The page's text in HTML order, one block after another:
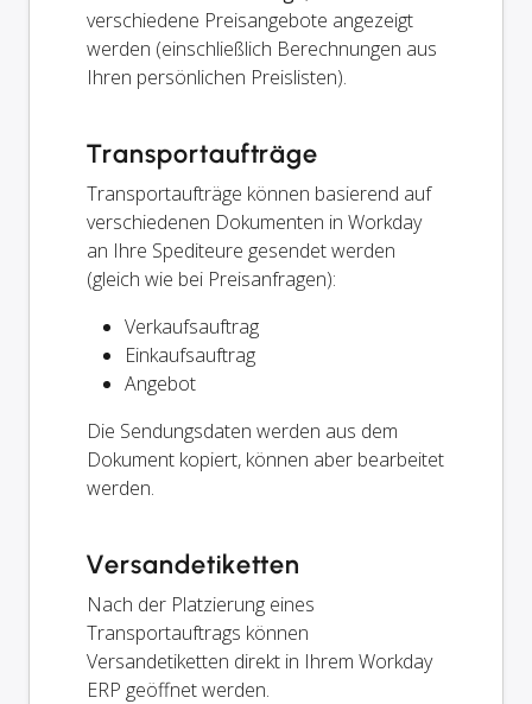
verschiedene Preisangebote angezeigt
werden (einschließlich Berechnungen aus
Ihren persönlichen Preislisten).
Transportaufträge
Transportaufträge können basierend auf
verschiedenen Dokumenten in Workday
an Ihre Spediteure gesendet werden
(gleich wie bei Preisanfragen):
Verkaufsauftrag
Einkaufsauftrag
Angebot
Die Sendungsdaten werden aus dem
Dokument kopiert, können aber bearbeitet
werden.
Versandetiketten
Nach der Platzierung eines
Transportauftrags können
Versandetiketten direkt in Ihrem Workday
ERP geöffnet werden.